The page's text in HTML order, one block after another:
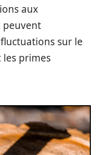
aux
peuvent
sur le
les primes